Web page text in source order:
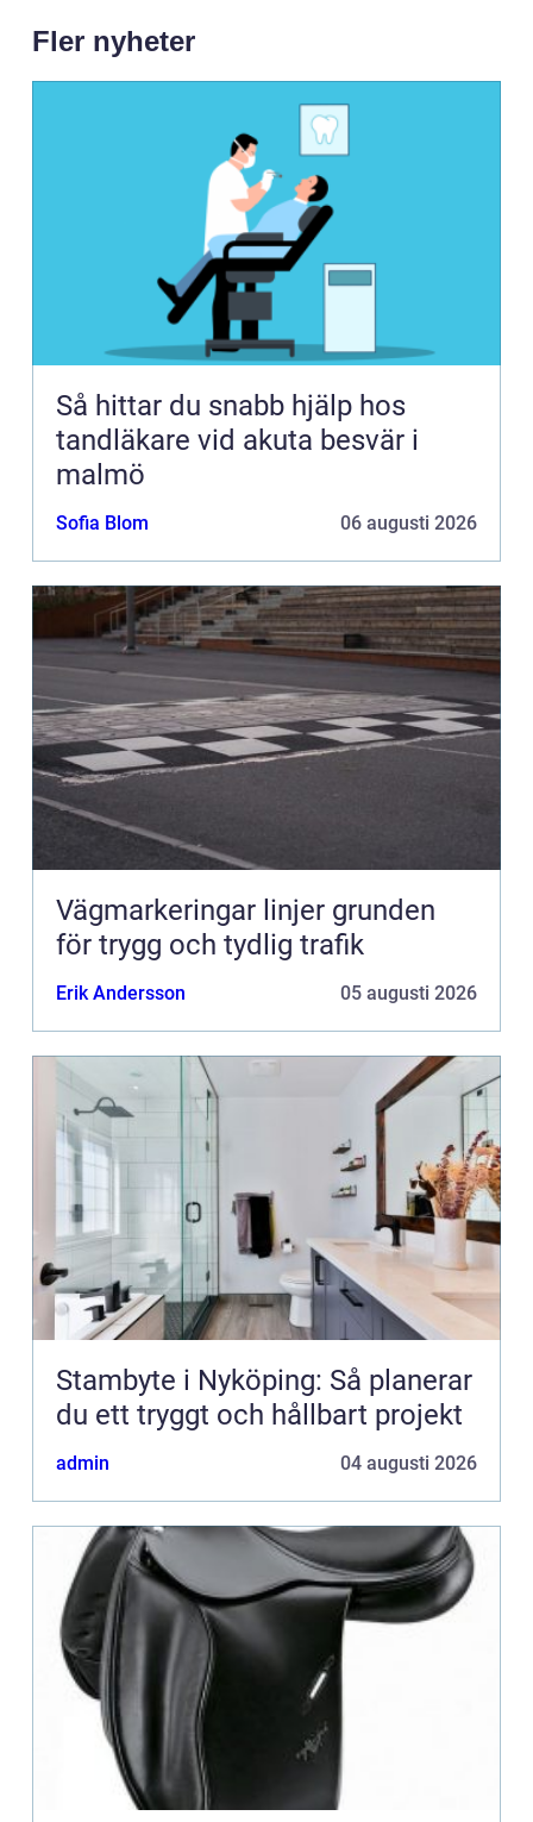
Fler nyheter
Så hittar du snabb hjälp hos
tandläkare vid akuta besvär i
malmö
Sofia Blom 06 augusti 2026
Vägmarkeringar linjer grunden
för trygg och tydlig trafik
Erik Andersson 05 augusti 2026
Stambyte i Nyköping: Så planerar
du ett tryggt och hållbart projekt
admin 04 augusti 2026